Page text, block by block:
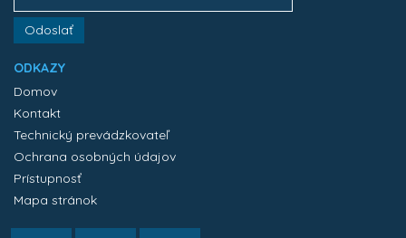
Odoslať
ODKAZY
Domov
Kontakt
Technický prevádzkovateľ
Ochrana osobných údajov
Prístupnosť
Mapa stránok